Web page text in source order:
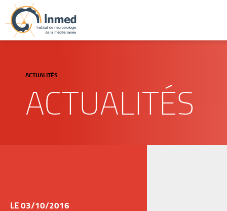
ACTUALITÉS
ACTUALITÉS
LE 03/10/2016